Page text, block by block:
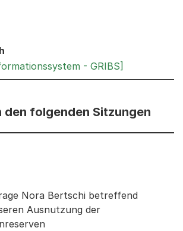
- GRIBS]
den folgenden Sitzungen
folgenden Sitzungen: Informationen
Nora Bertschi betreffend
Ausnutzung der